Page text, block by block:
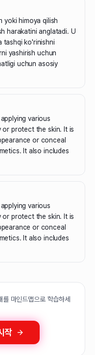
yoki himoya qilish
harakatini anglatadi. U
tashqi ko'rinishni
yashirish uchun
uchun asosiy
various
protect the skin. It is
or conceal
It also includes
various
protect the skin. It is
or conceal
It also includes
마인드맵으로 학습하세
작